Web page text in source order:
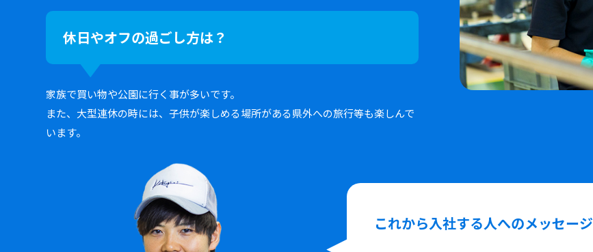
休日やオフの過ごし方は？
家族で買い物や公園に行く事が多いです。
また、大型連休の時には、子供が楽しめる場所がある県外への旅行等も楽しんで
います。
これから入社する人へのメッセージ